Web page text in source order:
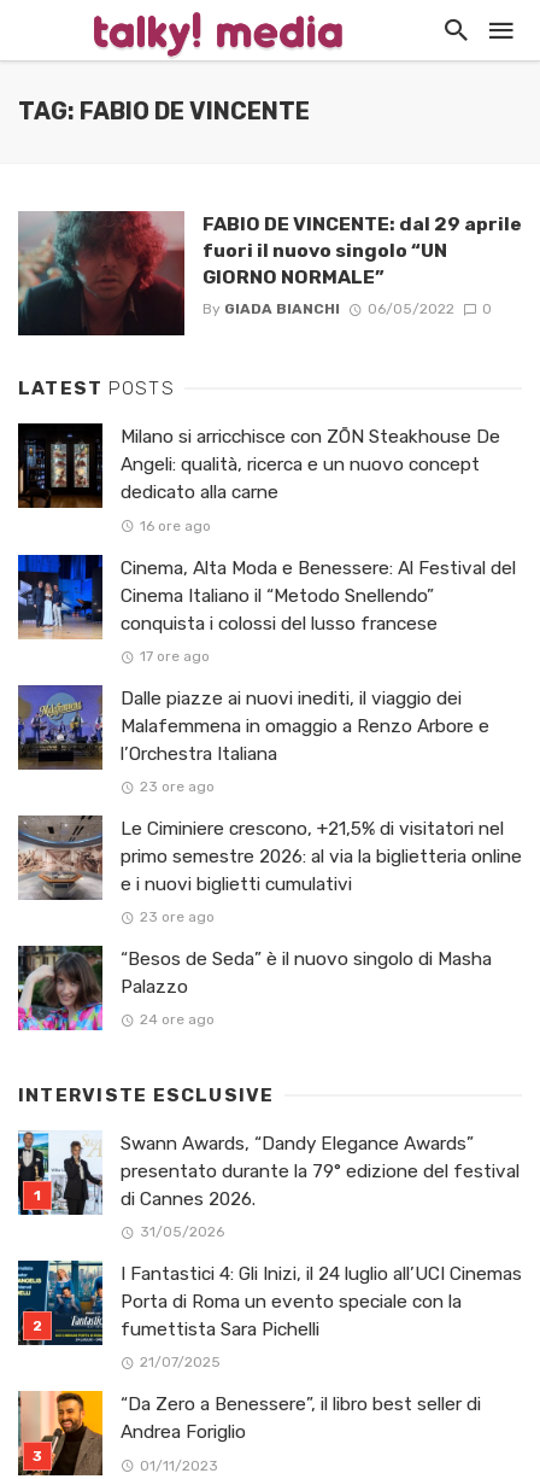
TAG: FABIO DE VINCENTE
FABIO DE VINCENTE: dal 29 aprile
fuori il nuovo singolo “UN
GIORNO NORMALE”
By GIADA BIANCHI 06/05/2022 0
LATEST POSTS
Milano si arricchisce con ZŌN Steakhouse De
Angeli: qualità, ricerca e un nuovo concept
dedicato alla carne
16 ore ago
Cinema, Alta Moda e Benessere: Al Festival del
Cinema Italiano il “Metodo Snellendo”
conquista i colossi del lusso francese
17 ore ago
Dalle piazze ai nuovi inediti, il viaggio dei
Malafemmena in omaggio a Renzo Arbore e
l’Orchestra Italiana ​
23 ore ago
Le Ciminiere crescono, +21,5% di visitatori nel
primo semestre 2026: al via la biglietteria online
e i nuovi biglietti cumulativi
23 ore ago
“Besos de Seda” è il nuovo singolo di Masha
Palazzo
24 ore ago
INTERVISTE ESCLUSIVE
Swann Awards, “Dandy Elegance Awards”
presentato durante la 79° edizione del festival
di Cannes 2026.
31/05/2026
I Fantastici 4: Gli Inizi, il 24 luglio all’UCI Cinemas
Porta di Roma un evento speciale con la
fumettista Sara Pichelli
21/07/2025
“Da Zero a Benessere”, il libro best seller di
Andrea Foriglio
01/11/2023